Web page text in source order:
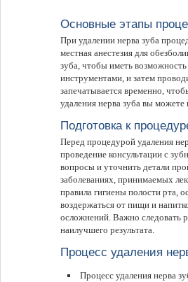
Основные этапы
При удалении нерва зуба
местная анестезия для
зуба, чтобы иметь
инструментами, и затем
запечатывается временно,
удаления нерва зуба вы можете
Подготовка к
Перед процедурой удаления
проведение консультации с
вопросы и уточнить детали
заболеваниях, принимаемых
правила гигиены полости рта,
воздержаться от пищи и
осложнений. Важно следовать
наилучшего результата.
Процесс удаления
Процесс удаления нерва